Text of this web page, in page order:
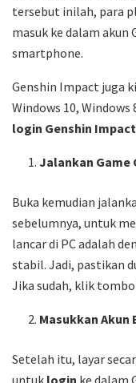
tersebut inilah, para
masuk ke dalam akun
smartphone.
Genshin Impact juga
Windows 10, Windows
login Genshin
Jalankan Game
Buka kemudian
sebelumnya, untuk
lancar di PC adalah
stabil. Jadi, pastikan
Jika sudah, klik
Masukkan Akun
Setelah itu, layar